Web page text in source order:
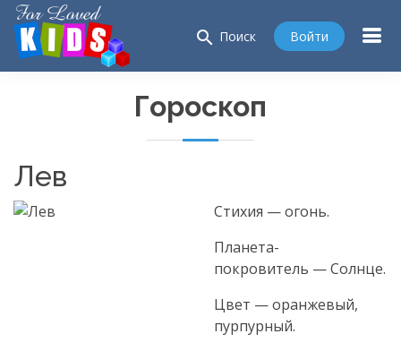
search Поиск Войти
Гороскоп
Лев
Стихия — огонь.
Планета-
покровитель — Солнце.
Цвет — оранжевый,
пурпурный.